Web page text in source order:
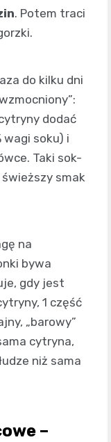
. Potem traci
do kilku dni
dodać
wagi soku) i
Taki sok-
smak
na
bywa
gdy jest
1 część
„barowy”
cytryna,
niż sama
–